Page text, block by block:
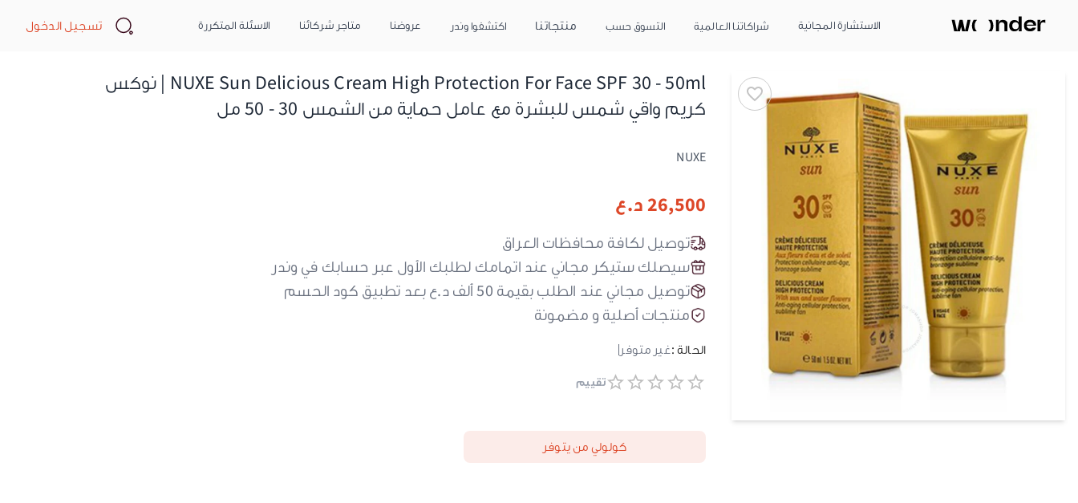
تسجيل الدخول Search الاسئلة المتكررة متاجر شركائنا عروضنا اكتشفوا وندر منتجاتنا التسوق حسب شراكاتنا العالمية الاستشارة المجانية
NUXE Sun Delicious Cream High Protection For Face SPF 30 - 50ml | نوكس
كريم واقي شمس للبشرة مع عامل حماية من الشمس 30 - 50 مل
NUXE
26,500د.ع
توصيل لكافة محافظات العراق
سيصلك ستيكر مجاني عند اتمامك لطلبك الأول عبر حسابك في وندر
توصيل مجاني عند الطلب بقيمة 50 ألف د.ع بعد تطبيق كود الحسم
منتجات أصلية و مضمونة
الحالة :غير متوفر
تقييم
كولولي من يتوفر